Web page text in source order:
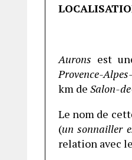
Aurons est
Provence-
km de Salon-
Le nom de
(un sonnailler
relation avec